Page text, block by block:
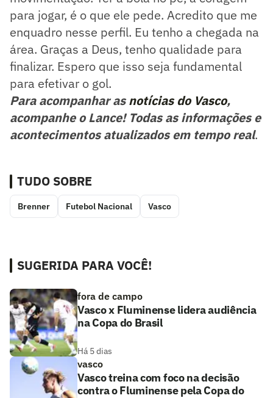
para jogar, é o que ele pede. Acredito que me
enquadro nesse perfil. Eu tenho a chegada na
área. Graças a Deus, tenho qualidade para
finalizar. Espero que isso seja fundamental
para efetivar o gol.
Para acompanhar asnotícias do Vasco,
acompanhe o Lance! Todas as informações e
acontecimentos atualizados em tempo real.
TUDO SOBRE
Brenner Futebol Nacional Vasco
SUGERIDA PARA VOCÊ!
fora de campo
Vasco x Fluminense lidera audiência
na Copa do Brasil
Há 5 dias
vasco
Vasco treina com foco na decisão
contra o Fluminense pela Copa do